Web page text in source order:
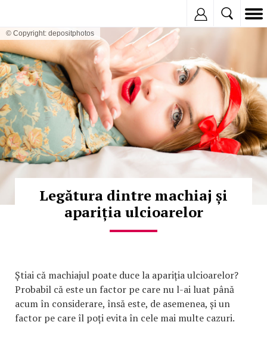
© Copyright: depositphotos
Legătura dintre machiaj și
apariția ulcioarelor
Știai că machiajul poate duce la apariția ulcioarelor?
Probabil că este un factor pe care nu l-ai luat până
acum în considerare, însă este, de asemenea, și un
factor pe care îl poți evita în cele mai multe cazuri.